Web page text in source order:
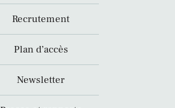
Recrutement
Plan d’accès
Newsletter